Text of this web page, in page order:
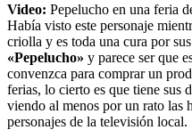
Video: Pepelucho en una feria
Había visto este personaje
criolla y es toda una cura por sus
«Pepelucho» y parece ser que
convenzca para comprar un
ferias, lo cierto es que tiene sus
viendo al menos por un rato las
personajes de la televisión local.